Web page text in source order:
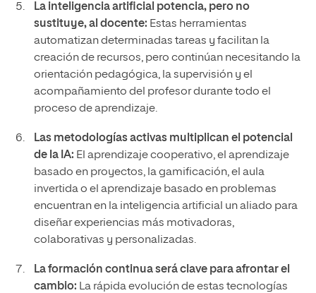
La inteligencia artificial potencia, pero no
sustituye, al docente: Estas herramientas
automatizan determinadas tareas y facilitan la
creación de recursos, pero continúan necesitando la
orientación pedagógica, la supervisión y el
acompañamiento del profesor durante todo el
proceso de aprendizaje.
Las metodologías activas multiplican el potencial
de la IA: El aprendizaje cooperativo, el aprendizaje
basado en proyectos, la gamificación, el aula
invertida o el aprendizaje basado en problemas
encuentran en la inteligencia artificial un aliado para
diseñar experiencias más motivadoras,
colaborativas y personalizadas.
La formación continua será clave para afrontar el
cambio: La rápida evolución de estas tecnologías